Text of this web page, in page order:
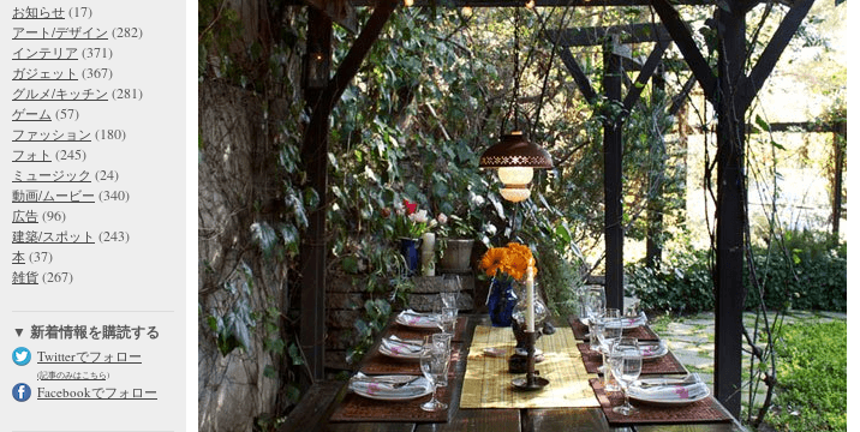
お知らせ (17)
アート/デザイン (282)
インテリア (371)
ガジェット (367)
グルメ/キッチン (281)
ゲーム (57)
ファッション (180)
フォト (245)
ミュージック (24)
動画/ムービー (340)
広告 (96)
建築/スポット (243)
本 (37)
雑貨 (267)
▼ 新着情報を購読する
Twitterでフォロー
(記事のみはこちら)
Facebookでフォロー